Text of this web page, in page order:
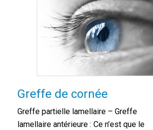
Greffe de cornée
Greffe partielle lamellaire – Greffe
lamellaire antérieure : Ce n’est que le